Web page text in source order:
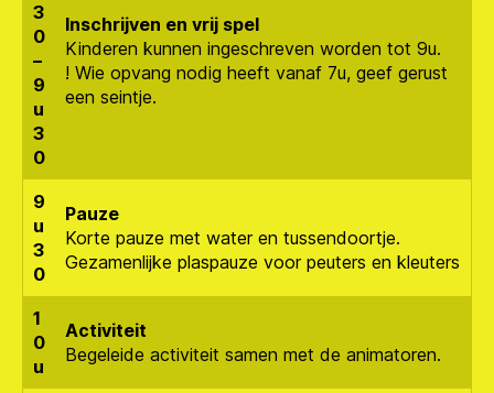
3
0
–
9
u
3
0
Inschrijven en vrij spel
Kinderen kunnen ingeschreven worden tot 9u.
! Wie opvang nodig heeft vanaf 7u, geef gerust
een seintje.
9
u
3
0
Pauze
Korte pauze met water en tussendoortje.
Gezamenlijke plaspauze voor peuters en kleuters
1
0
u
Activiteit
Begeleide activiteit samen met de animatoren.